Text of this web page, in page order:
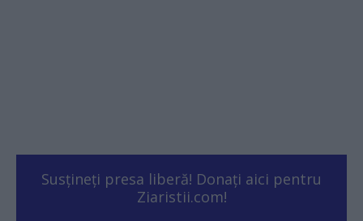
Susțineți presa liberă! Donați aici pentru
Ziaristii.com!